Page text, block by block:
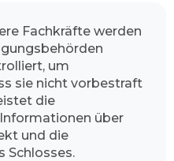
so wenig wie
fortkommen.
es uns schadlos
zu öffnen.
schauen Sie sich das
unserer
Fachkräfte werden
um
sie nicht vorbestraft
die
über
und die
Schlosses.